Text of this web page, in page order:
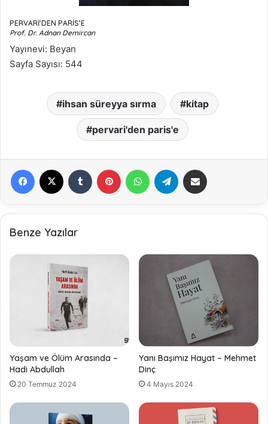
PERVARİ’DEN PARİS’E
Prof. Dr. Adnan Demircan
Yayınevi: Beyan
Sayfa Sayısı: 544
ihsan süreyya sırma kitap
pervari'den paris'e
Benze Yazılar
Yaşam ve Ölüm Arasında –
Hadi Abdullah
20 Temmuz 2024
Yanı Başımız Hayat – Mehmet
Dinç
4 Mayıs 2024